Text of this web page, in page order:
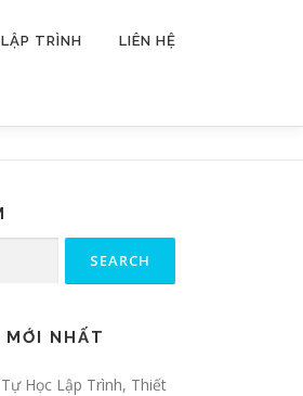
TRÌNH LIÊN HỆ
NHẤT
Học Lập Trình, Thiết